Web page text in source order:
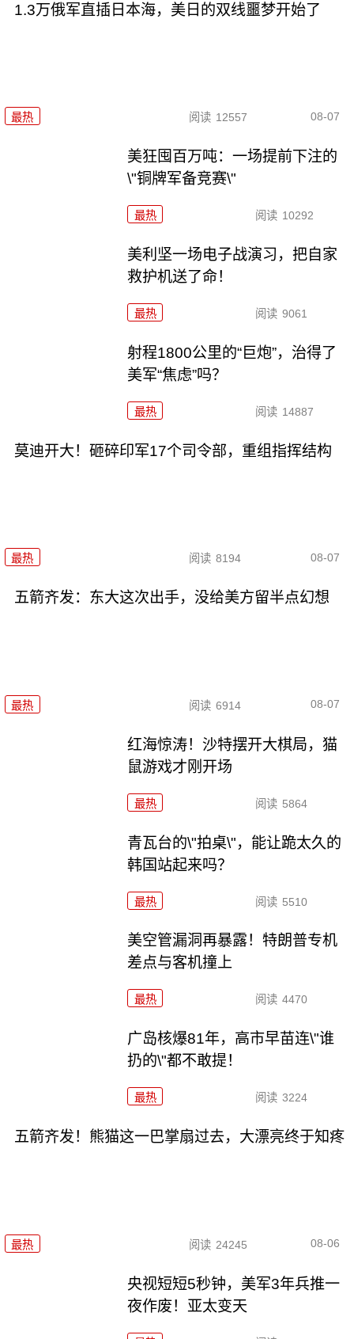
1.3万俄军直插日本海，美日的双线噩梦开始了
最热 阅读 12557 08-07
美狂囤百万吨：一场提前下注的
\"铜牌军备竞赛\"
最热 阅读 10292
美利坚一场电子战演习，把自家
救护机送了命！
最热 阅读 9061
射程1800公里的“巨炮”，治得了
美军“焦虑”吗？
最热 阅读 14887
莫迪开大！砸碎印军17个司令部，重组指挥结构
最热 阅读 8194 08-07
五箭齐发：东大这次出手，没给美方留半点幻想
最热 阅读 6914 08-07
红海惊涛！沙特摆开大棋局，猫
鼠游戏才刚开场
最热 阅读 5864
青瓦台的\"拍桌\"，能让跪太久的
韩国站起来吗？
最热 阅读 5510
美空管漏洞再暴露！特朗普专机
差点与客机撞上
最热 阅读 4470
广岛核爆81年，高市早苗连\"谁
扔的\"都不敢提！
最热 阅读 3224
五箭齐发！熊猫这一巴掌扇过去，大漂亮终于知疼
最热 阅读 24245 08-06
央视短短5秒钟，美军3年兵推一
夜作废！亚太变天